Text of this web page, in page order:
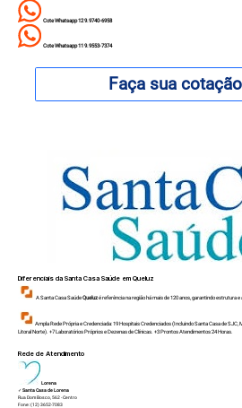
Cote Whatsapp 12 9.9740-6958
Cote Whatsapp 11 9.9553-7374
Faça sua
Diferenciais da Santa Casa Saúde emQueluz
A Santa Casa SaúdeQueluzé referência na região há mais de 120 anos, garantindo estrutura e
Ampla Rede Própria e Credenciada: 19 Hospitais Credenciados (Incluindo Santa Casa de
Litoral Norte). +7 Laboratórios Próprios e Dezenas de Clínicas. +3 Prontos Atendimentos 24 Horas.
Rede de Atendimento
Lorena
✓Santa Casa de Lorena
Rua Dom Bosco, 562 - Centro
Fone: (12) 3652-7083